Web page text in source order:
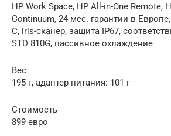
HP Work Space, HP All-in-One Remote,
Continuum, 24 мес. гарантии в
C, iris-сканер, защита IP67,
STD 810G, пассивное охлаждение
Вес
195 г, адаптер питания: 101 г
Стоимость
899 евро